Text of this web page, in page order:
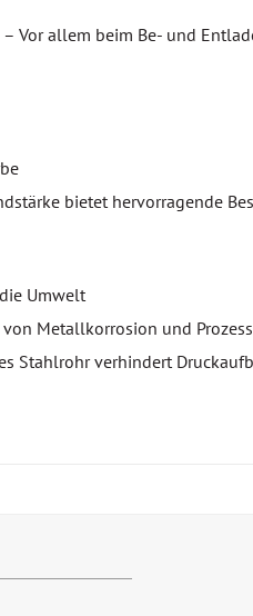
– Vor allem beim Be- und
bietet hervorragende
Umwelt
Metallkorrosion und
Stahlrohr verhindert